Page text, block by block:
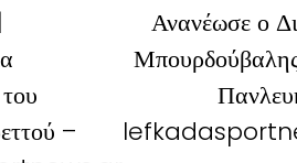
–
Ανανέωσε ο